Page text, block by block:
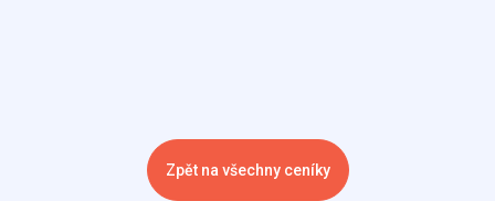
Zpět na všechny ceníky